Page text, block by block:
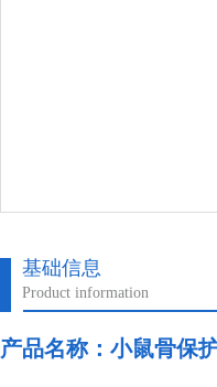
基础信息
Product information
产品名称： 小鼠骨保